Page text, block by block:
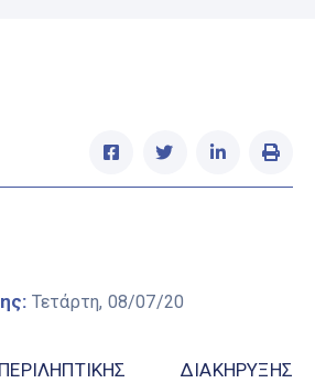
Τετάρτη, 08/07/20
ΔΙΑΚΗΡΥΞΗΣ